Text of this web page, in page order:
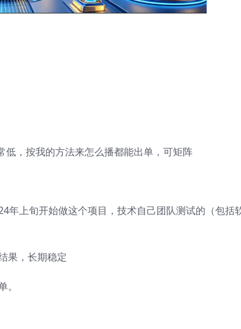
，按我的方法来怎么播都能出单，可矩阵
年上旬开始做这个项目，技术自己团队测试的（包括
果，长期稳定